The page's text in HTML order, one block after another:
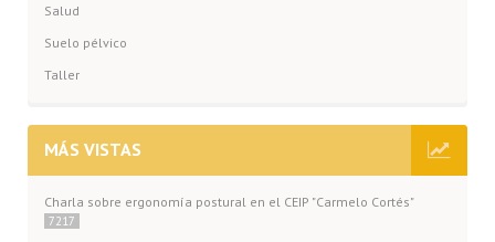
Salud
Suelo pélvico
Taller
MÁS VISTAS
Charla sobre ergonomía postural en el CEIP "Carmelo Cortés"
7217